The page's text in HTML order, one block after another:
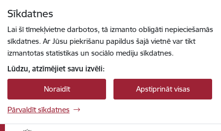
Sīkdatnes
Lai šī tīmekļvietne darbotos, tā izmanto obligāti nepieciešamās
sīkdatnes. Ar Jūsu piekrišanu papildus šajā vietnē var tikt
izmantotas statistikas un sociālo mediju sīkdatnes.
Lūdzu, atzīmējiet savu izvēli:
Noraidīt Apstiprināt visas
Pārvaldīt sīkdatnes